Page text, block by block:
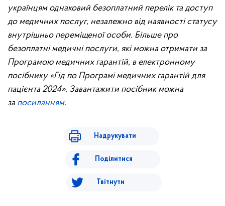
українцям однаковий безоплатний перелік та доступ
до медичних послуг, незалежно від наявності статусу
внутрішньо переміщеної особи. Більше про
безоплатні медичні послуги, які можна отримати за
Програмою медичних гарантій, в електронному
посібнику «Гід по Програмі медичних гарантій для
пацієнта 2024». Завантажити посібник можна
за посиланням.
Надрукувати
Поділитися
Твітнути